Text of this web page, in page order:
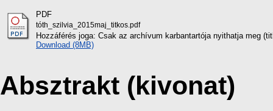
PDF
tóth_szilvia_2015maj_titkos.pdf
Hozzáférés joga: Csak az archívum karbantartója nyithatja meg
Download (8MB)
Absztrakt (kivonat)